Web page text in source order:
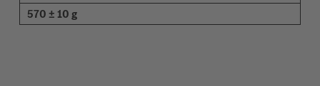
570 ± 10 g